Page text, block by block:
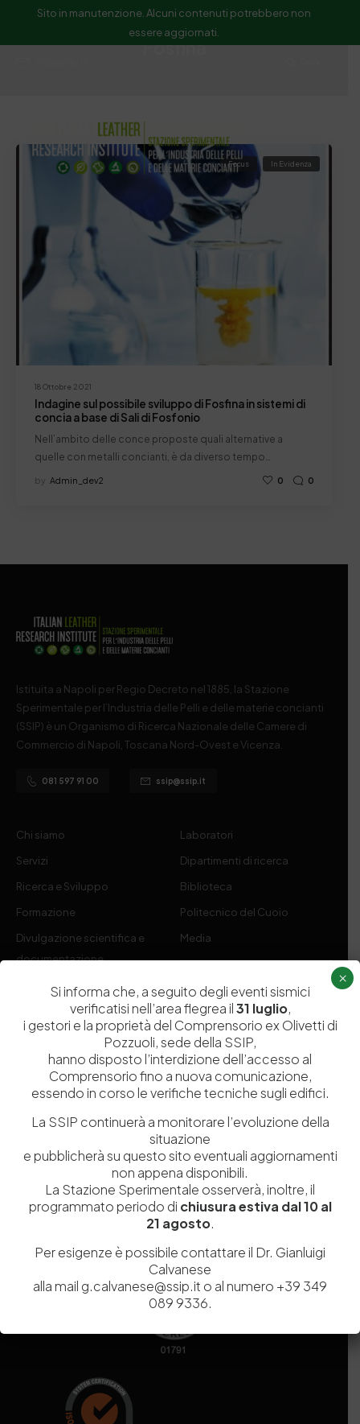
Sito in manutenzione. Alcuni contenuti potrebbero non
essere aggiornati.
Fosfina
18 Ottobre 2021
Focus In Evidenza
Indagine sul possibile sviluppo di Fosfina in sistemi di
concia a base di Sali di Fosfonio
Nell’ambito delle conce proposte quali alternative a
quelle con metalli concianti, è da diverso tempo…
by Admin_dev2 0 0
Istituita a Napoli per Regio Decreto nel 1885, la Stazione
Sperimentale per l’Industria delle Pelli e delle materie concianti
(SSIP) è un Organismo di Ricerca Nazionale delle Camere di
Commercio di Napoli, Toscana Nord-Ovest e Vicenza.
081 597 91 00 ssip@ssip.it
Chi siamo
Servizi
Ricerca e Sviluppo
Formazione
Divulgazione scientifica e
documentazione
Contribuenti
Laboratori
Dipartimenti di ricerca
Biblioteca
Politecnico del Cuoio
Media
Amministrazione Trasparente
Codice fiscale e Partita Iva07936981211
Iscrizione REA
NA 920756
Codice di iscrizione all’Anagrafe Nazionale delle Ricerche del
MIUR 000290_EIRI
Euro9.690.240,00
stazionesperimentaleindustriapelli@legalmail.it
Sede legaleVia Campi Flegrei, 34 – 80078 Pozzuoli (NA) – Tel. +39
Si informa che, a seguito degli eventi sismici
verificatisi nell’area flegrea il31 luglio,
i gestori e la proprietà del Comprensorio ex Olivetti di
Pozzuoli, sede della SSIP,
hanno disposto l’interdizione dell’accesso al
Comprensorio fino a nuova comunicazione,
essendo in corso le verifiche tecniche sugli edifici.
La SSIP continuerà a monitorare l’evoluzione della
situazione
e pubblicherà su questo sito eventuali aggiornamenti
non appena disponibili.
La Stazione Sperimentale osserverà, inoltre, il
programmato periodo di chiusura estiva dal 10 al
21 agosto.
Per esigenze è possibile contattare il Dr. Gianluigi
Calvanese
alla mail g.calvanese@ssip.it o al numero +39 349
089 9336.
×